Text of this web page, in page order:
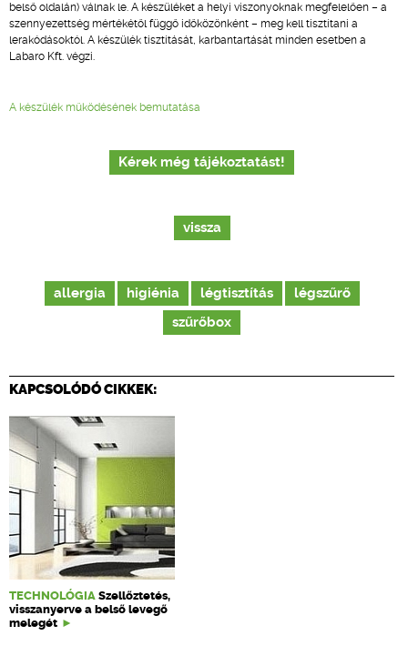
belső oldalán) válnak le. A készüléket a helyi viszonyoknak megfelelően – a
szennyezettség mértékétől függő időközönként – meg kell tisztítani a
lerakódásoktól. A készülék tisztítását, karbantartását minden esetben a
Labaro Kft. végzi.
A készülék működésének bemutatása
Kérek még tájékoztatást!
vissza
allergia higiénia légtisztítás
légszűrő
szűrőbox
KAPCSOLÓDÓ CIKKEK:
TECHNOLÓGIA Szellőztetés,
visszanyerve a belső levegő
melegét